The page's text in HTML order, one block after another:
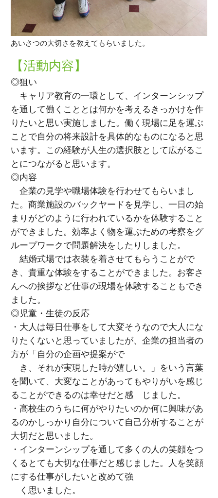
あいさつの大切さを教えてもらいました。
【活動内容】
◎狙い
キャリア教育の一環として、インターンシップ
を通して働くこととは何かを考えるきっかけを作
りたいと思い実施しました。働く現場に足を運ぶ
ことで自分の将来設計を具体的なものになると思
います。この経験が人生の選択肢として広がるこ
とにつながると思います。
◎内容
企業の見学や職場体験を行わせてもらいまし
た。商業施設のバックヤードを見学し、一日の始
まりがどのように行われているかを体験すること
ができました。効率よく物を運ぶための考察をグ
ループワークで問題解決をしたりしました。
結婚式場では衣装を着させてもらうことがで
き、貴重な体験をすることができました。お客さ
んへの挨拶など仕事の現場を体験することもでき
ました。
◎児童・生徒の反応
・大人は毎日仕事をして大変そうなので大人にな
りたくないと思っていましたが、企業の担当者の
方が「自分の企画や提案がで
き、それが実現した時が嬉しい。」をいう言葉
を聞いて、大変なことがあってもやりがいを感じ
ることができるのは幸せだと感 じました。
・高校生のうちに何がやりたいのか何に興味があ
るのかしっかり自分について自己分析することが
大切だと思いました。
・インターンシップを通して多くの人の笑顔をつ
くるとても大切な仕事だと感じました。人を笑顔
にする仕事がしたいと改めて強
く思いました。